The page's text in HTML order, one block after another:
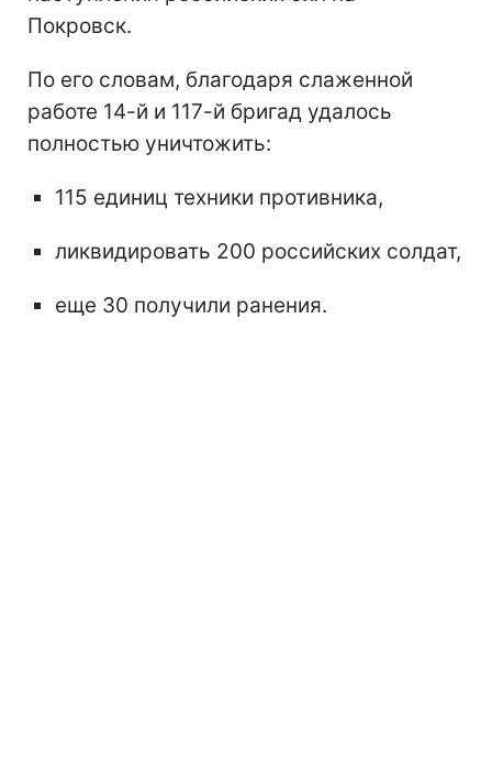
Покровск.
По его словам, благодаря слаженной
работе 14-й и 117-й бригад удалось
полностью уничтожить:
115 единиц техники противника,
ликвидировать 200 российских солдат,
еще 30 получили ранения.